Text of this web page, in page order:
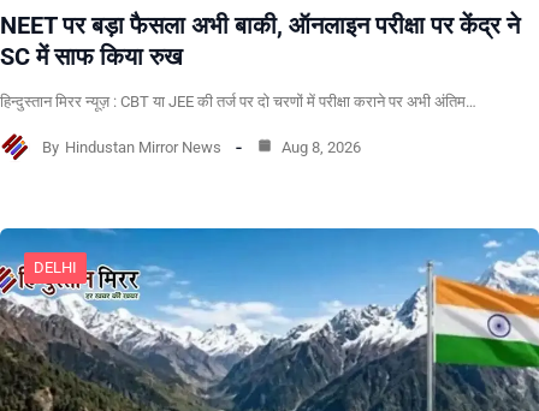
NEET पर बड़ा फैसला अभी बाकी, ऑनलाइन परीक्षा पर केंद्र ने
SC में साफ किया रुख
हिन्दुस्तान मिरर न्यूज़ : CBT या JEE की तर्ज पर दो चरणों में परीक्षा कराने पर अभी अंतिम…
By Hindustan Mirror News Aug 8, 2026
DELHI